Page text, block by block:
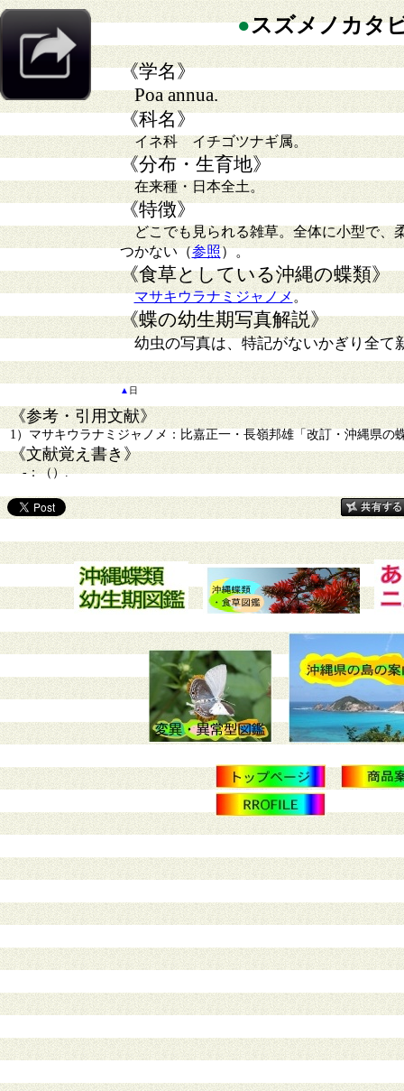
●スズメノカタ
《学名》
Poa annua.
《科名》
イネ科 イチゴツナギ属。
《分布・生育地》
在来種・日本全土。
《特徴》
どこでも見られる雑草。全体に小型で、
つかない（参照）。
《食草としている沖縄の蝶類》
マサキウラナミジャノメ。
《蝶の幼生期写真解説》
幼虫の写真は、特記がないかぎり全て
▲ 日
《参考・引用文献》
1）マサキウラナミジャノメ：比嘉正一・長嶺邦雄「改訂・沖縄県の
《文献覚え書き》
-：（）.